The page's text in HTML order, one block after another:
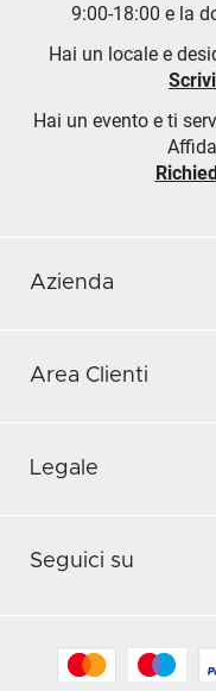
9:00-18:00 e la
Hai un locale e
Hai un evento e ti
Azienda
Area Clienti
Legale
Seguici su